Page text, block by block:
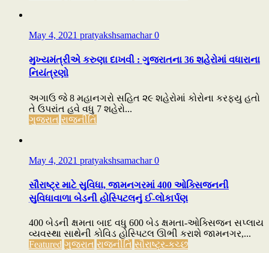
May 4, 2021 pratyakshsamachar0
મુખ્યમંત્રીએ કરુણા દાખવી : ગુજરાતના 36 શહેરોમાં વધારાના
નિયંત્રણો
અગાઉ જે 8 મહાનગરો સહિત ૨૯ શહેરોમાં કોરોના કરફ્યુ હતો
તે ઉપરાંત હવે વધુ 7 શહેરો...
ગુજરાત રાજનીતિ
May 4, 2021 pratyakshsamachar0
સૌરાષ્ટ્ર માટે સુવિધા, જામનગરમાં 400 ઓક્સિજનની
સુવિધાવાળા બેડની હોસ્પિટલનું ઈ-લોકાર્પણ
400 બેડની ક્ષમતા બાદ વધુ 600 બેડ ક્ષમતા-ઓક્સિજન સપ્લાય
વ્યવસ્થા સાથેની કોવિડ હોસ્પિટલ ઊભી કરાશે જામનગર,...
Featured ગુજરાત રાજનીતિ સૌરાષ્ટ્ર-કચ્છ